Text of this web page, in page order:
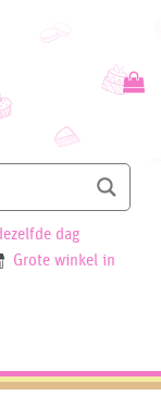
dag
Grote winkel in